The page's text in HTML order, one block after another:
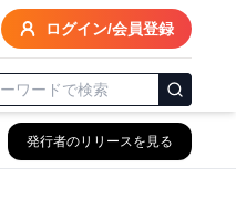
ログイン/会員登録
発行者のリリースを見る